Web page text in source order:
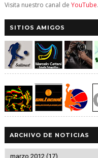
Visita nuestro canal de YouTube.
SITIOS AMIGOS
ARCHIVO DE NOTICIAS